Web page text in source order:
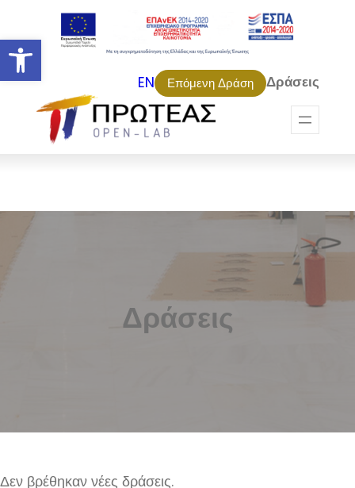
Ανοίξτε τη γραμμή εργαλείων
EN Επόμενη Δράση Δράσεις
Δράσεις
Δεν βρέθηκαν νέες δράσεις.